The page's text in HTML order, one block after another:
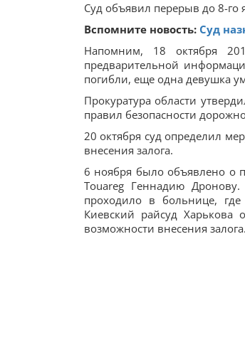
Суд объявил перерыв до 8-го
Вспомните новость: Суд
Напомним, 18 октября
предварительной
погибли, еще одна девушка
Прокуратура области
правил безопасности
20 октября суд определил
внесения залога.
6 ноября было объявлено о
Touareg Геннадию
проходило в больнице,
Киевский райсуд Харькова
возможности внесения залога.